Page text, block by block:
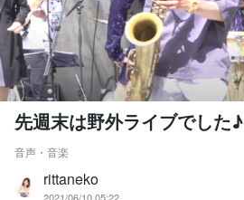
先週末は野外ライブでした♪
音声・音楽
rittaneko
2021/06/10 05:22